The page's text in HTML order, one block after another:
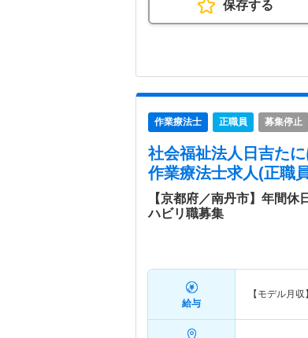
保存する
作業療法士 正職員 募集停止
社会福祉法人日吉た
作業療法士求人(正職
【京都府／南丹市】年間休
ハビリ職募集
給与
【モデル月収】